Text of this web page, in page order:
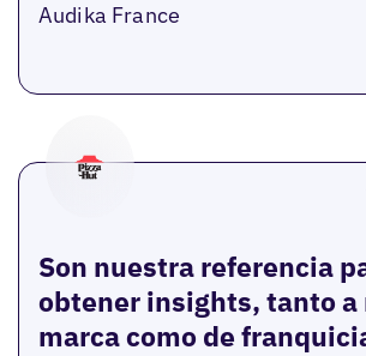
Audika France
Son nuestra referencia
obtener insights, tanto a
marca como de